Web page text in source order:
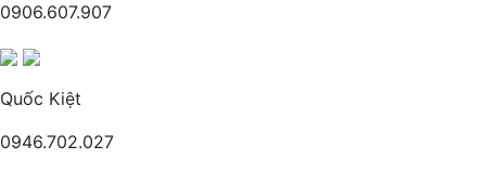
0906.607.907
Quốc Kiệt
0946.702.027